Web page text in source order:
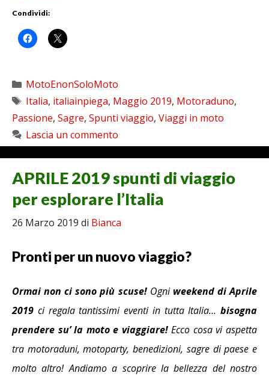
Condividi:
Categorie
MotoEnonSoloMoto
Tag
Italia, italiainpiega, Maggio 2019, Motoraduno,
Passione, Sagre, Spunti viaggio, Viaggi in moto
Lascia un commento
APRILE 2019 spunti di viaggio
per esplorare l’Italia
26 Marzo 2019 di Bianca
Pronti per un nuovo viaggio?
Ormai non ci sono più scuse! Ogni weekend di Aprile
2019 ci regala tantissimi eventi in tutta Italia… bisogna
prendere su’ la moto e viaggiare!Ecco cosa vi aspetta
tra motoraduni, motoparty, benedizioni, sagre di paese e
molto altro! Andiamo a scoprire la bellezza del nostro